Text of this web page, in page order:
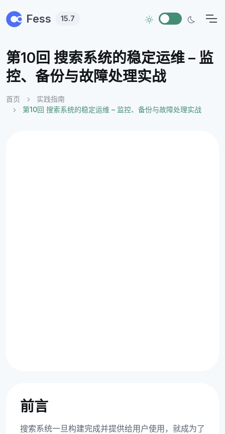
Fess 15.7
第10回 搜索系统的稳定运维 – 监
控、备份与故障处理实战
首页
实践指南
第10回 搜索系统的稳定运维 – 监控、备份与故障处理实战
前言
搜索系统一旦构建完成并提供给用户使用，就成为了